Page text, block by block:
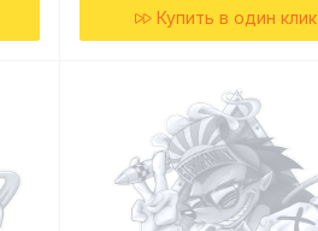
Купить в один клик